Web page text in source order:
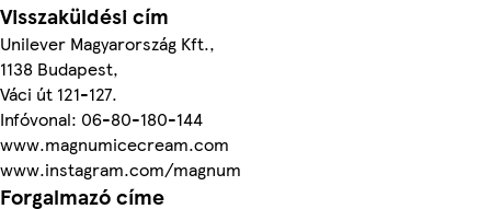
Visszaküldési cím
Unilever Magyarország Kft.,
1138 Budapest,
Váci út 121-127.
Infóvonal: 06-80-180-144
www.magnumicecream.com
www.instagram.com/magnum
Forgalmazó címe